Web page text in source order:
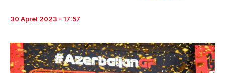
30 Aprel 2023 - 17:57